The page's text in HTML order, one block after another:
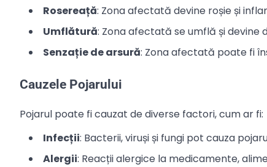
Rosereață: Zona afectată devine roșie și
Umflătură: Zona afectată se umflă și devine
Senzație de arsură: Zona afectată poate fi
Cauzele Pojarului
Pojarul poate fi cauzat de diverse factori, cum ar fi:
Infecții: Bacterii, viruși și fungi pot cauza
Alergii: Reacții alergice la medicamente,